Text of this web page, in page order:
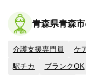
青森県青森
介護支援専門員 ケ
駅チカ ブランクOK